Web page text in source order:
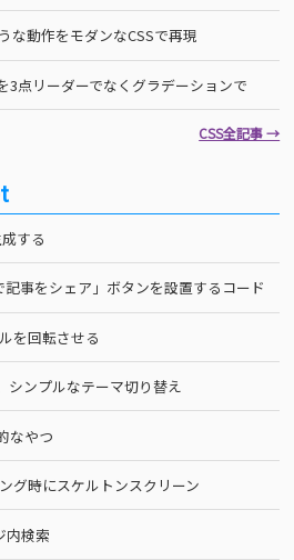
な動作をモダンなCSSで再現
3点リーダーでなくグラデーションで
CSS全記事 →
する
事をシェア」ボタンを設置するコード
を回転させる
ンプルなテーマ切り替え
なやつ
グ時にスケルトンスクリーン
内検索